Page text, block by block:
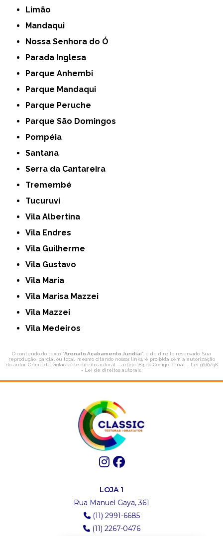
Limão
Mandaqui
Nossa Senhora do Ó
Parada Inglesa
Parque Anhembi
Parque Mandaqui
Parque Peruche
Parque São Domingos
Pompéia
Santana
Serra da Cantareira
Tremembé
Tucuruvi
Vila Albertina
Vila Endres
Vila Guilherme
Vila Gustavo
Vila Maria
Vila Marisa Mazzei
Vila Mazzei
Vila Medeiros
O conteúdo do texto "Arenato Acabamento Jundiaí" é de direito reservado. Sua
reprodução, parcial ou total, mesmo citando nossos links, é proibida sem a autorização
do autor. Crime de violação de direito autoral – artigo 184 do Código Penal – Lei 9610/98
- Lei de direitos autorais
LOJA 1
Rua Manuel Gaya, 361
(11) 2991-6685
(11) 2267-0476